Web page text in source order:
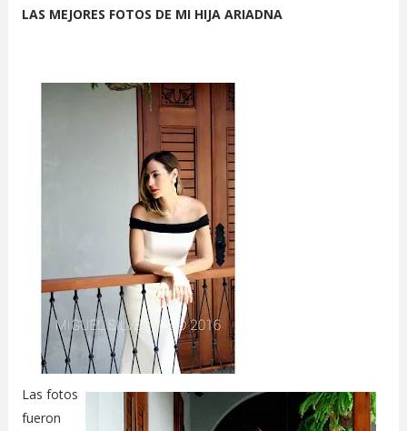
LAS MEJORES FOTOS DE MI HIJA ARIADNA
Las fotos
fueron